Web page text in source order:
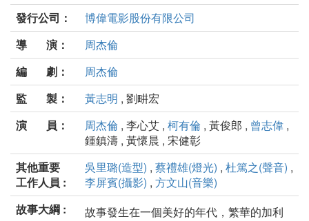
發行公司：
博偉電影股份有限公司
導 演：
周杰倫
編 劇：
周杰倫
監 製：
黃志明 , 劉畊宏
演 員：
周杰倫 , 李心艾 , 柯有倫 , 黃俊郎 , 曾志偉 ,
鍾鎮濤 , 黃懷晨 , 宋健彰
其他重要
工作人員 :
吳里璐(造型) , 蔡禮雄(燈光) , 杜篤之(聲音) ,
李屏賓(攝影) , 方文山(音樂)
故事大綱 :
故事發生在一個美好的年代，繁華的加利